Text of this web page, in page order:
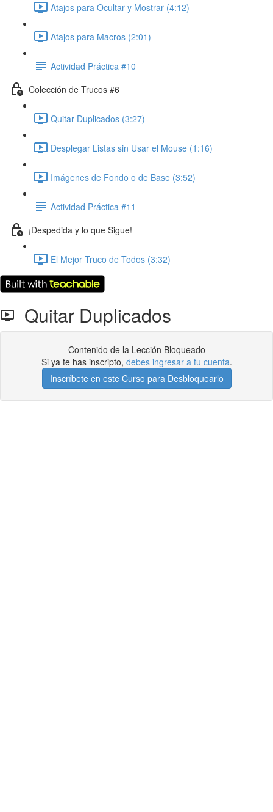
Atajos para Ocultar y Mostrar (4:12)
Atajos para Macros (2:01)
Actividad Práctica #10
Colección de Trucos #6
Quitar Duplicados (3:27)
Desplegar Listas sin Usar el Mouse (1:16)
Imágenes de Fondo o de Base (3:52)
Actividad Práctica #11
¡Despedida y lo que Sigue!
El Mejor Truco de Todos (3:32)
Quitar Duplicados
Contenido de la Lección Bloqueado
Si ya te has inscripto, debes ingresar a tu cuenta.
Inscríbete en este Curso para Desbloquearlo